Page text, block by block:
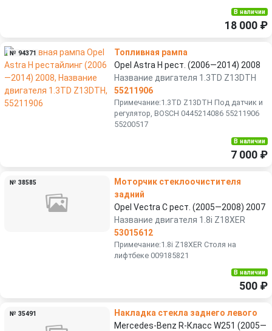
В наличии
18 000 ₽
№ 94371
Топливная рампа
Opel Astra H рест. (2006—2014) 2008
Название двигателя 1.3TD Z13DTH
55211906
Примечание:1.3TD Z13DTH Под датчик и
регулятор, BOSCH 0445214086 55211906
55200517
В наличии
7 000 ₽
№ 38585
Моторчик стеклоочистителя
задний
Opel Vectra C рест. (2005—2008) 2007
Название двигателя 1.8i Z18XER
53015612
Примечание:1.8i Z18XER Столя на
лифтбеке 009185821
В наличии
500 ₽
№ 35491
Накладка стекла заднего левого
Mercedes-Benz R-Класс W251 (2005—